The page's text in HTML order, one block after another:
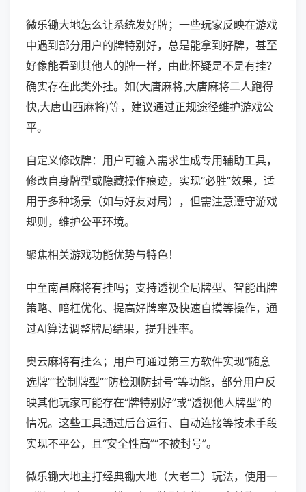
微乐锄大地怎么让系统发好牌；一些玩家反映在游戏
中遇到部分用户的牌特别好，总是能拿到好牌，甚至
好像能看到其他人的牌一样，由此怀疑是不是有挂？
确实存在此类外挂。如(大唐麻将,大唐麻将二人跑得
快,大唐山西麻将)等，建议通过正规途径维护游戏公
平。
自定义修改牌：用户可输入需求生成专用辅助工具，
修改自身牌型或隐藏操作痕迹，实现“必胜”效果，适
用于多种场景（如与好友对局），但需注意遵守游戏
规则，维护公平环境。
聚焦相关游戏功能优势与特色！
中至南昌麻将有挂吗；支持透视全局牌型、智能出牌
策略、暗杠优化、提高好牌率及快速自摸等操作，通
过AI算法调整牌局结果，提升胜率。
奥云麻将有挂么；用户可通过第三方软件实现“随意
选牌”“控制牌型”“防检测防封号”等功能，部分用户反
映其他玩家可能存在“牌特别好”或“透视他人牌型”的
情况。这些工具通过后台运行、自动连接等技术手段
实现不平公，且“安全性高”“不被封号”。
微乐锄大地主打经典锄大地（大老二）玩法，使用一